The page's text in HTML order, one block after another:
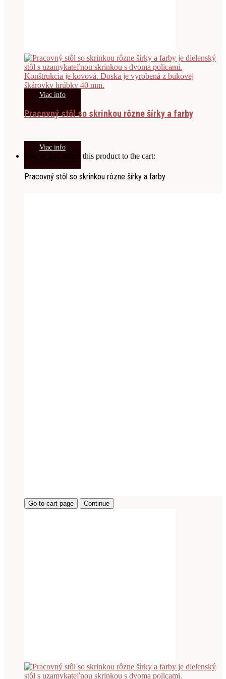
Viac info
Pracovný stôl so skrinkou rôzne šírky a farby
Viac info
You've just added this product to the cart:
Pracovný stôl so skrinkou rôzne šírky a farby
Go to cart page Continue